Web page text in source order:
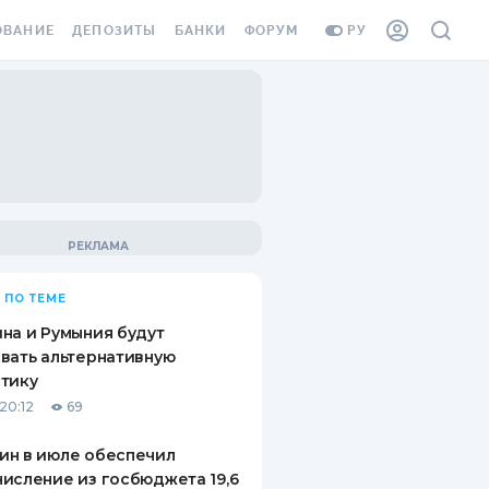
РУ
ВИНЬЕТКА
СОТРУДНИКОВ
ОТ
СЛУЧАЕВ
ДЕПОЗИТЫ
ВОПРОСЫ И ОТВЕТЫ
СБЕРЕЖЕНИЯМ
БАНКИ ФОРУМ
ПО ТЕМЕ
и Румыния будут
альтернативную
69
в июле обеспечил
из госбюджета 19,6